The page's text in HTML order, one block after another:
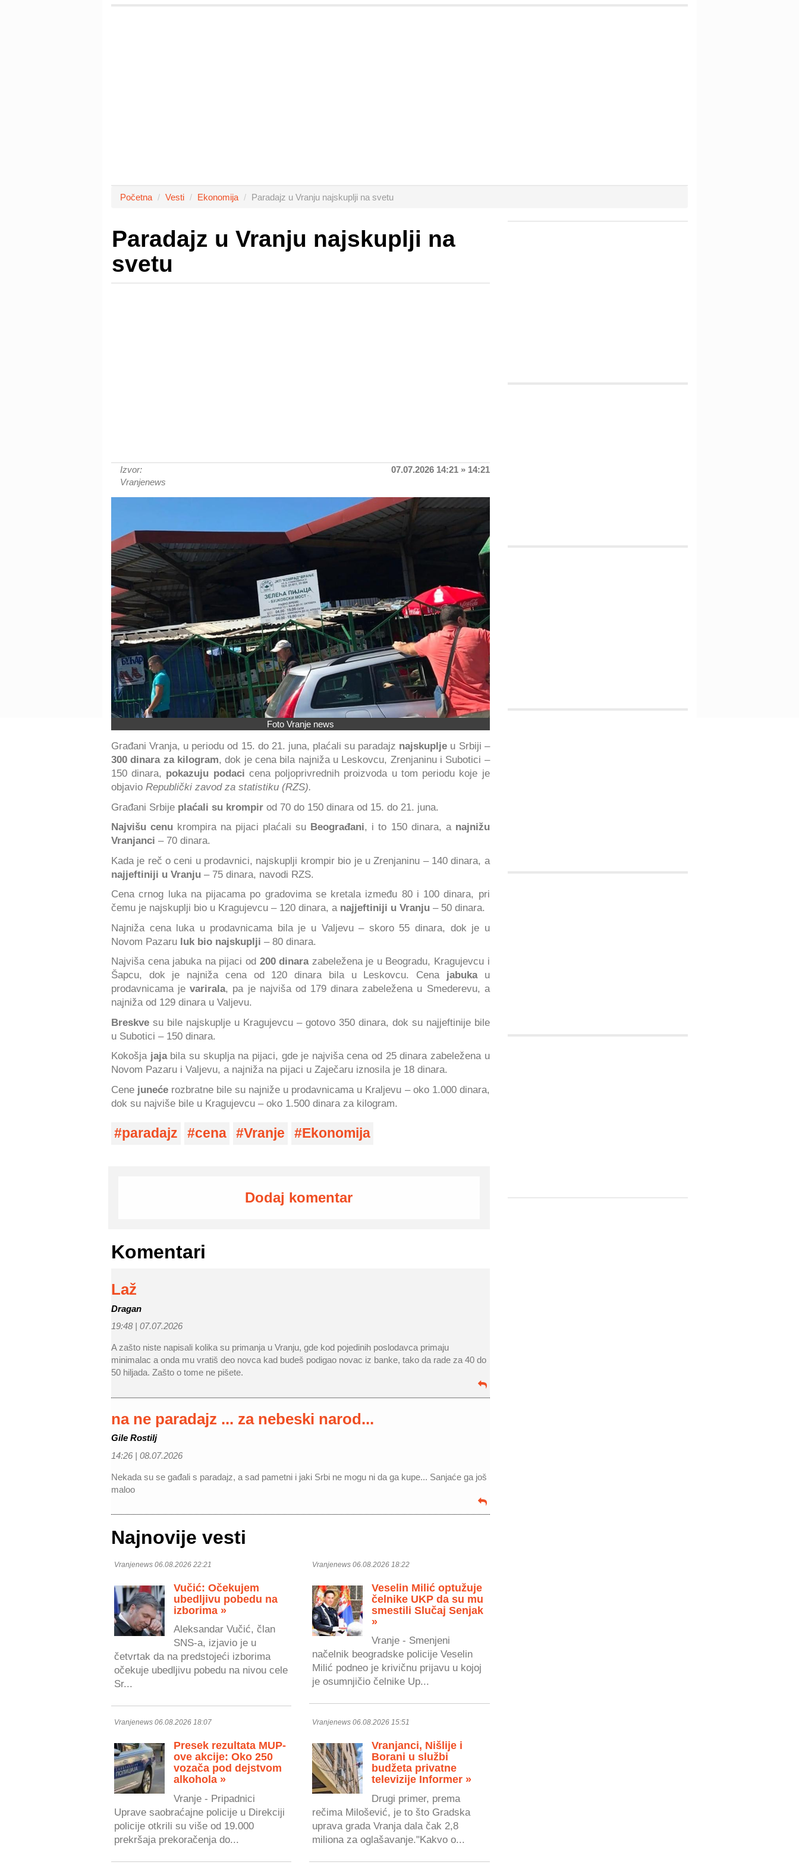
Početna Vesti Ekonomija Paradajz u Vranju najskuplji na svetu
Paradajz u Vranju najskuplji na
svetu
Izvor:
Vranjenews
07.07.2026 14:21 » 14:21
Foto Vranje news
Građani Vranja, u periodu od 15. do 21. juna, plaćali su paradajz najskuplje u Srbiji –
300 dinara za kilogram, dok je cena bila najniža u Leskovcu, Zrenjaninu i Subotici –
150 dinara, pokazuju podaci cena poljoprivrednih proizvoda u tom periodu koje je
objavio Republički zavod za statistiku (RZS).
Građani Srbije plaćali su krompir od 70 do 150 dinara od 15. do 21. juna.
Najvišu cenu krompira na pijaci plaćali su Beograđani, i to 150 dinara, a najnižu
Vranjanci – 70 dinara.
Kada je reč o ceni u prodavnici, najskuplji krompir bio je u Zrenjaninu – 140 dinara, a
najjeftiniji u Vranju – 75 dinara, navodi RZS.
Cena crnog luka na pijacama po gradovima se kretala između 80 i 100 dinara, pri
čemu je najskuplji bio u Kragujevcu – 120 dinara, a najjeftiniji u Vranju – 50 dinara.
Najniža cena luka u prodavnicama bila je u Valjevu – skoro 55 dinara, dok je u
Novom Pazaru luk bio najskuplji – 80 dinara.
Najviša cena jabuka na pijaci od 200 dinarazabeležena je u Beogradu, Kragujevcu i
Šapcu, dok je najniža cena od 120 dinara bila u Leskovcu. Cena jabukau
prodavnicama jevarirala, pa je najviša od 179 dinara zabeležena u Smederevu, a
najniža od 129 dinara u Valjevu.
Breskve su bile najskuplje u Kragujevcu – gotovo 350 dinara, dok su najjeftinije bile
u Subotici – 150 dinara.
Kokošja jaja bila su skuplja na pijaci, gde je najviša cena od 25 dinara zabeležena u
Novom Pazaru i Valjevu, a najniža na pijaci u Zaječaru iznosila je 18 dinara.
Cene juneće rozbratne bile su najniže u prodavnicama u Kraljevu – oko 1.000 dinara,
dok su najviše bile u Kragujevcu – oko 1.500 dinara za kilogram.
paradajz cena Vranje Ekonomija
Dodaj komentar
Komentari
Laž
Dragan
19:48 | 07.07.2026
A zašto niste napisali kolika su primanja u Vranju, gde kod pojedinih poslodavca primaju
minimalac a onda mu vratiš deo novca kad budeš podigao novac iz banke, tako da rade za 40 do
50 hiljada. Zašto o tome ne pišete.
na ne paradajz ... za nebeski narod...
Gile Rostilj
14:26 | 08.07.2026
Nekada su se gađali s paradajz, a sad pametni i jaki Srbi ne mogu ni da ga kupe... Sanjaće ga još
maloo
Najnovije vesti
Vranjenews 06.08.2026 22:21
Vučić: Očekujem
ubedljivu pobedu na
izborima »
Aleksandar Vučić, član
SNS-a, izjavio je u
četvrtak da na predstojeći izborima
očekuje ubedljivu pobedu na nivou cele
Sr...
Vranjenews 06.08.2026 18:22
Veselin Milić optužuje
čelnike UKP da su mu
smestili Slučaj Senjak
»
Vranje - Smenjeni
načelnik beogradske policije Veselin
Milić podneo je krivičnu prijavu u kojoj
je osumnjičio čelnike Up...
Vranjenews 06.08.2026 18:07
Presek rezultata MUP-
ove akcije: Oko 250
vozača pod dejstvom
alkohola »
Vranje - Pripadnici
Uprave saobraćajne policije u Direkciji
policije otkrili su više od 19.000
prekršaja prekoračenja do...
Vranjenews 06.08.2026 15:51
Vranjanci, Nišlije i
Borani u službi
budžeta privatne
televizije Informer »
Drugi primer, prema
rečima Milošević, je to što Gradska
uprava grada Vranja dala čak 2,8
miliona za oglašavanje."Kakvo o...